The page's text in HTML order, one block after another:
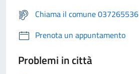
Chiama il comune 037265536
Prenota un appuntamento
Problemi in città